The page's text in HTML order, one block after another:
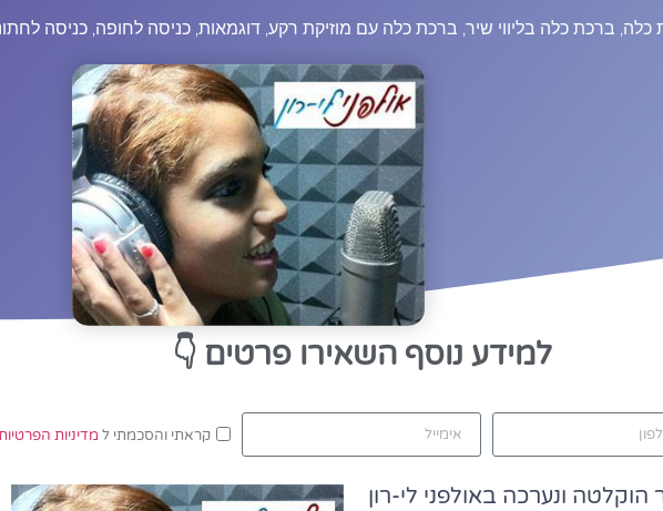
כלה, ברכת כלה בליווי שיר, ברכת כלה עם מוזיקת רקע,דוגמאות,כניסה לחופה,כניסה
למידע נוסף השאירו פרטים 👇
קראתי והסכמתי ל מדיניות
ונערכה באולפני לי-רון